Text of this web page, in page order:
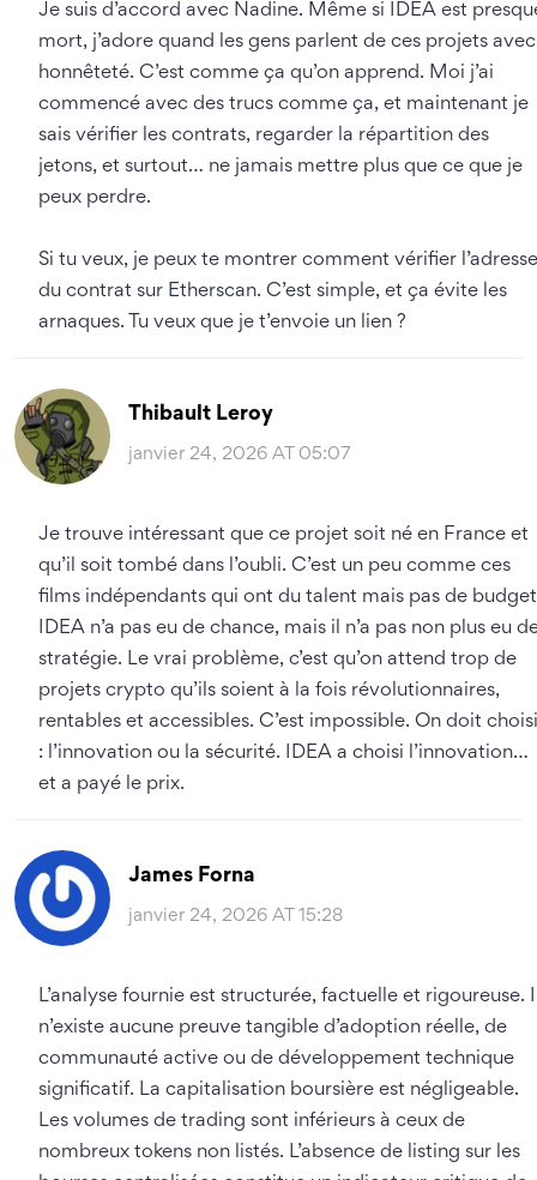
Je suis d’accord avec Nadine. Même si IDEA est
mort, j’adore quand les gens parlent de ces projets avec
honnêteté. C’est comme ça qu’on apprend. Moi j’ai
commencé avec des trucs comme ça, et maintenant je
sais vérifier les contrats, regarder la répartition des
jetons, et surtout… ne jamais mettre plus que ce que je
peux perdre.
Si tu veux, je peux te montrer comment vérifier l’adresse
du contrat sur Etherscan. C’est simple, et ça évite les
arnaques. Tu veux que je t’envoie un lien ?
Thibault Leroy
janvier 24, 2026 AT 05:07
Je trouve intéressant que ce projet soit né en France et
qu’il soit tombé dans l’oubli. C’est un peu comme ces
films indépendants qui ont du talent mais pas de
IDEA n’a pas eu de chance, mais il n’a pas non plus eu
stratégie. Le vrai problème, c’est qu’on attend trop de
projets crypto qu’ils soient à la fois révolutionnaires,
rentables et accessibles. C’est impossible. On doit
: l’innovation ou la sécurité. IDEA a choisi l’innovation…
et a payé le prix.
James Forna
janvier 24, 2026 AT 15:28
L’analyse fournie est structurée, factuelle et rigoureuse.
n’existe aucune preuve tangible d’adoption réelle, de
communauté active ou de développement technique
significatif. La capitalisation boursière est négligeable.
Les volumes de trading sont inférieurs à ceux de
nombreux tokens non listés. L’absence de listing sur les